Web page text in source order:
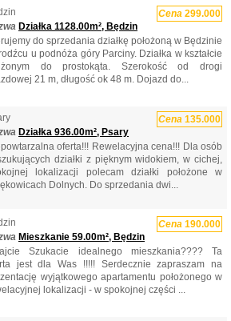
Cena 299.000
Działka 1128.00m², Będzin
do sprzedania działkę położoną w Będzinie
u podnóża góry Parciny. Działka w kształcie
do prostokąta. Szerokość od drogi
21 m, długość ok 48 m. Dojazd do...
Cena 135.000
Działka 936.00m², Psary
oferta!!! Rewelacyjna cena!!! Dla osób
działki z pięknym widokiem, w cichej,
lokalizacji polecam działki położone w
Dolnych. Do sprzedania dwi...
Cena 190.000
Mieszkanie 59.00m², Będzin
Szukacie idealnego mieszkania???? Ta
jest dla Was !!!!! Serdecznie zapraszam na
wyjątkowego apartamentu położonego w
lokalizacji - w spokojnej części ...